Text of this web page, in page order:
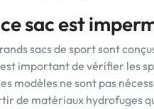
sac est
sacs de sport sont
important de vérifier les
modèles ne sont pas
de matériaux hydrofuges